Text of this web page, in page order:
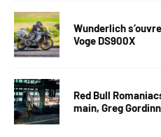
Wunderlich
Voge DS900X
Red Bull
main, Greg